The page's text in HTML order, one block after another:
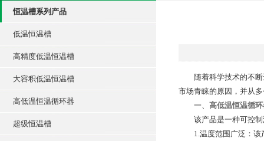
恒温槽系列产品
低温恒温槽
高精度低温恒温槽
大容积低温恒温槽
高低温恒温循环器
超级恒温槽
随着科学技术的不断
市场青睐的原因，并从
一、 高低温恒温循
该产品是一种可控制
1.温度范围广泛：该产